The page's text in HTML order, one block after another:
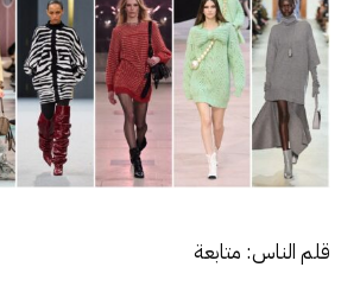
قلم الناس: متابعة